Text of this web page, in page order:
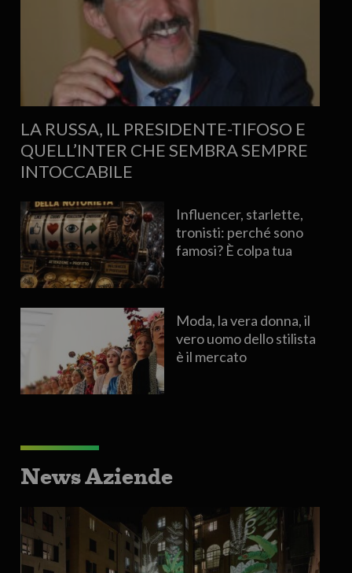
LA RUSSA, IL PRESIDENTE-TIFOSO E
QUELL’INTER CHE SEMBRA SEMPRE
INTOCCABILE
Influencer, starlette,
tronisti: perché sono
famosi? È colpa tua
Moda, la vera donna, il
vero uomo dello stilista
è il mercato
News Aziende